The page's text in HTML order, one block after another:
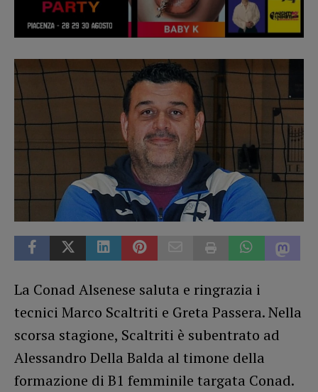
La Conad Alsenese saluta e ringrazia i
tecnici Marco Scaltriti e Greta Passera. Nella
scorsa stagione, Scaltriti è subentrato ad
Alessandro Della Balda al timone della
formazione di B1 femminile targata Conad.